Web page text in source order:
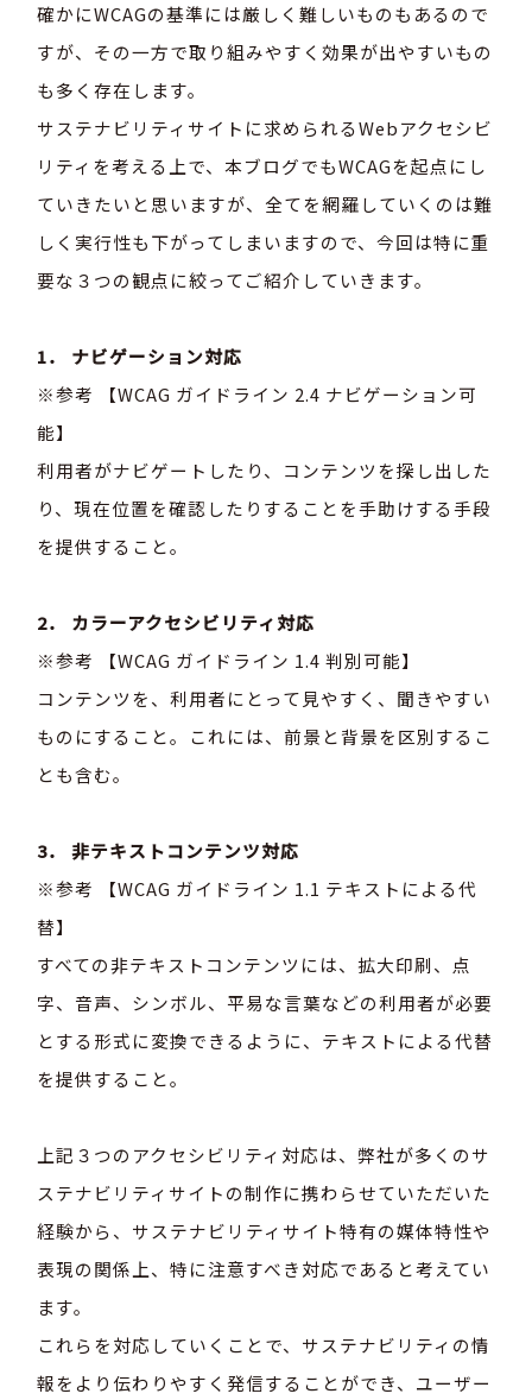
確かにWCAGの基準には厳しく難しいものもあるので
すが、その一方で取り組みやすく効果が出やすいもの
も多く存在します。
サステナビリティサイトに求められるWebアクセシビ
リティを考える上で、本ブログでもWCAGを起点にし
ていきたいと思いますが、全てを網羅していくのは難
しく実行性も下がってしまいますので、今回は特に重
要な３つの観点に絞ってご紹介していきます。
1． ナビゲーション対応
※参考 【WCAG ガイドライン 2.4 ナビゲーション可
能】
利用者がナビゲートしたり、コンテンツを探し出した
り、現在位置を確認したりすることを手助けする手段
を提供すること。
2． カラーアクセシビリティ対応
※参考 【WCAG ガイドライン 1.4 判別可能】
コンテンツを、利用者にとって見やすく、聞きやすい
ものにすること。これには、前景と背景を区別するこ
とも含む。
3． 非テキストコンテンツ対応
※参考 【WCAG ガイドライン 1.1 テキストによる代
替】
すべての非テキストコンテンツには、拡大印刷、点
字、音声、シンボル、平易な言葉などの利用者が必要
とする形式に変換できるように、テキストによる代替
を提供すること。
上記３つのアクセシビリティ対応は、弊社が多くのサ
ステナビリティサイトの制作に携わらせていただいた
経験から、サステナビリティサイト特有の媒体特性や
表現の関係上、特に注意すべき対応であると考えてい
ます。
これらを対応していくことで、サステナビリティの情
報をより伝わりやすく発信することができ、ユーザー